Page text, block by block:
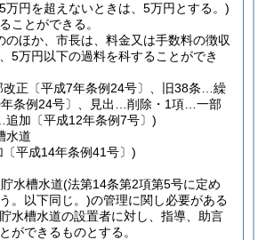
万円を超えないときは、5万円とする。)
ことができる。
のほか、市長は、料金又は手数料の徴収
5万円以下の過料を科することができ
正〔平成7年条例24号〕、旧38条…繰
条例24号〕、見出…削除・1項…一部
加〔平成12年条例7号〕)
水道
平成14年条例41号〕)
水槽水道(法第14条第2項第5号に定め
。以下同じ。)の管理に関し必要がある
水槽水道の設置者に対し、指導、助言
ができるものとする。